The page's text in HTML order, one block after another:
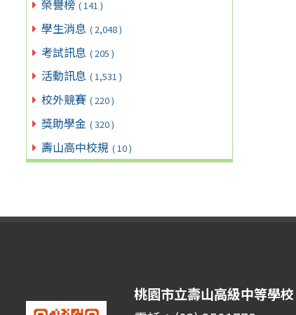
榮譽榜 ( 141 )
學生消息 ( 2,048 )
考試訊息 ( 205 )
活動訊息 ( 1,531 )
校外競賽 ( 220 )
獎助學金 ( 320 )
壽山高中校規 ( 10 )
桃園市立壽山高級中等學校